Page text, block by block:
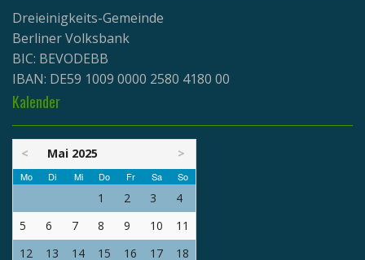
Dreieinigkeits-Gemeinde
Berliner Volksbank
BIC: BEVODEBB
IBAN: DE59 1009 0000 2580 4180 00
Kalender
< Mai 2025 >
Mo Di Mi Do Fr Sa So
1 2 3
4
5
6 7 8 9 10
11
12
13 14 15 16 17 18